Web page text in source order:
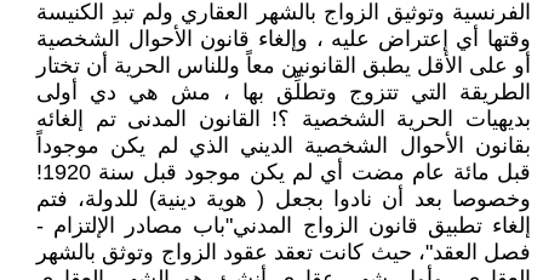
الفرنسية وتوثيق الزواج بالشهر العقاري ولم تبدِ الكنيسة
وقتها أي إعتراض عليه ، وإلغاء قانون الأحوال الشخصية
أو على الأقل يطبق القانونين معاً وللناس الحرية أن تختار
الطريقة التي تتزوج وتطلِّق بها ، مش هي دي أولى
بديهيات الحرية الشخصية ؟! القانون المدنى تم إلغائه
بقانون الأحوال الشخصية الديني الذي لم يكن موجوداً
قبل مائة عام مضت أي لم يكن موجود قبل سنة 1920!
وخصوصا بعد أن نادوا بجعل ( هوية دينية) للدولة، فتم
إلغاء تطبيق قانون الزواج المدني"باب مصادر الإلتزام -
فصل العقد"، حيث كانت تعقد عقود الزواج وتوثق بالشهر